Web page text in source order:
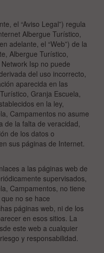
el “Aviso Legal”) regula
Albergue Turístico,
adelante, el “Web”) de la
Albergue Turístico,
Isp no puede
del uso incorrecto,
aparecida en las
Granja Escuela,
en la ley,
Campamentos no asume
de la falta de veracidad,
de los datos o
sus páginas de Internet.
a las páginas web de
supervisados,
Campamentos, no tiene
no se hace
páginas web, ni de los
en esos sitios. La
este web a cualquier
y responsabilidad.